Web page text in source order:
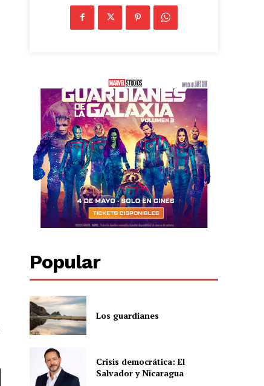
Popular
Los guardianes
Crisis democrática: El
Salvador y Nicaragua